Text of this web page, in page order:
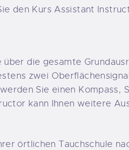
den Kurs Assistant
die gesamte
zwei
Sie einen
kann Ihnen weitere
örtlichen Tauchschule